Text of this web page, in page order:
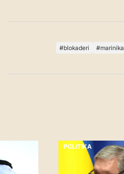
blokaderi marinika
POLITIKA